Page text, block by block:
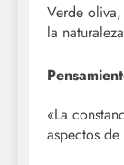
Verde
la
«La
aspectos